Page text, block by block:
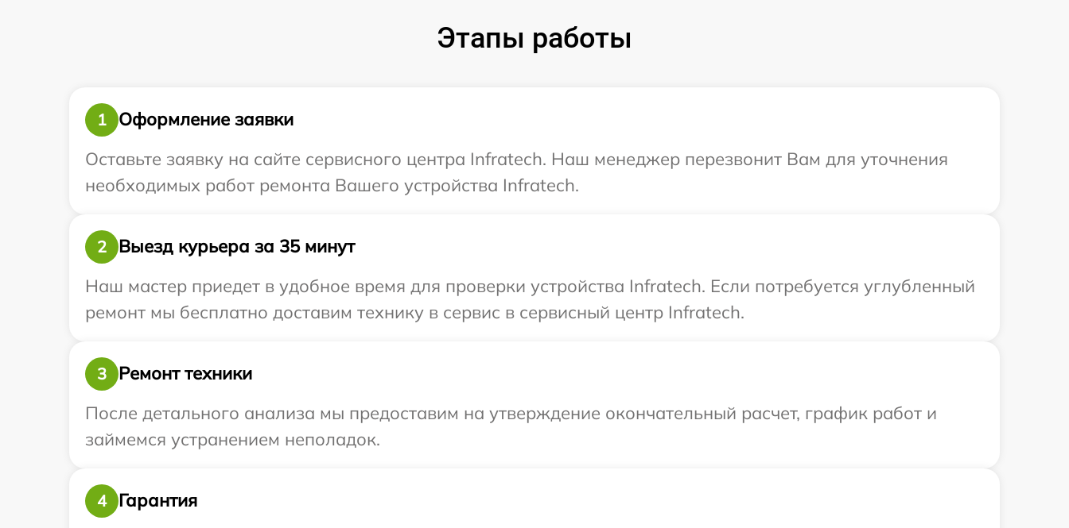
Этапы работы
1
Оформление заявки
Оставьте заявку на сайте сервисного центра Infratech. Наш менеджер перезвонит Вам для уточнения
необходимых работ ремонта Вашего устройства Infratech.
2
Выезд курьера за 35 минут
Наш мастер приедет в удобное время для проверки устройства Infratech. Если потребуется углубленный
ремонт мы бесплатно доставим технику в сервис в сервисный центр Infratech.
3
Ремонт техники
После детального анализа мы предоставим на утверждение окончательный расчет, график работ и
займемся устранением неполадок.
4
Гарантия